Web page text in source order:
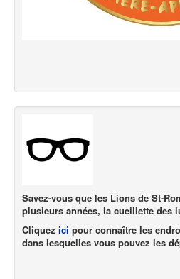
Savez-vous que les Lions de St-
plusieurs années, la cueillette des
Cliquez ici pour connaître les
dans lesquelles vous pouvez les